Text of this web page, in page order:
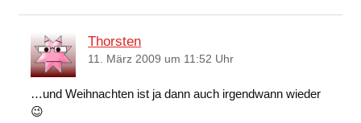
Thorsten
11. März 2009 um 11:52 Uhr
…und Weihnachten ist ja dann auch irgendwann wieder
😉